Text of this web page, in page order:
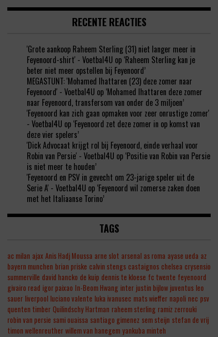
RECENTE REACTIES
'Grote aankoop Raheem Sterling (31) niet langer meer in
Feyenoord-shirt' - Voetbal4U op ‘Raheem Sterling kan je
beter niet meer opstellen bij Feyenoord’
MEGASTUNT: 'Mohamed Ihattaren (23) deze zomer naar
Feyenoord' - Voetbal4U op ‘Mohamed Ihattaren deze zomer
naar Feyenoord, transfersom van onder de 3 miljoen’
'Feyenoord kan zich gaan opmaken voor zeer onrustige zomer'
- Voetbal4U op ‘Feyenoord zet deze zomer in op komst van
deze vier spelers’
'Dick Advocaat krijgt rol bij Feyenoord, einde verhaal voor
Robin van Persie' - Voetbal4U op ‘Positie van Robin van Persie
is niet meer te houden’
'Feyenoord en PSV in gevecht om 23-jarige speler uit de
Serie A' - Voetbal4U op ‘Feyenoord wil zomerse zaken doen
met het Italiaanse Torino’
TAGS
ac milan ajax Anis Hadj Moussa arne slot arsenal as roma ayase ueda az
bayern munchen brian priske calvin stengs castaignos chelsea crysensio
summerville david hancko de kuip dennis te kloese fc twente feyenoord
givairo read igor paixao In-Beom Hwang inter justin bijlow juventus leo
sauer liverpool luciano valente luka ivanusec mats wieffer napoli nec psv
quenten timber Quilindschy Hartman raheem sterling ramiz zerrouki
robin van persie sami ouaissa santiago gimenez sem steijn stefan de vrij
timon wellenreutherwillem van hanegemyankuba minteh